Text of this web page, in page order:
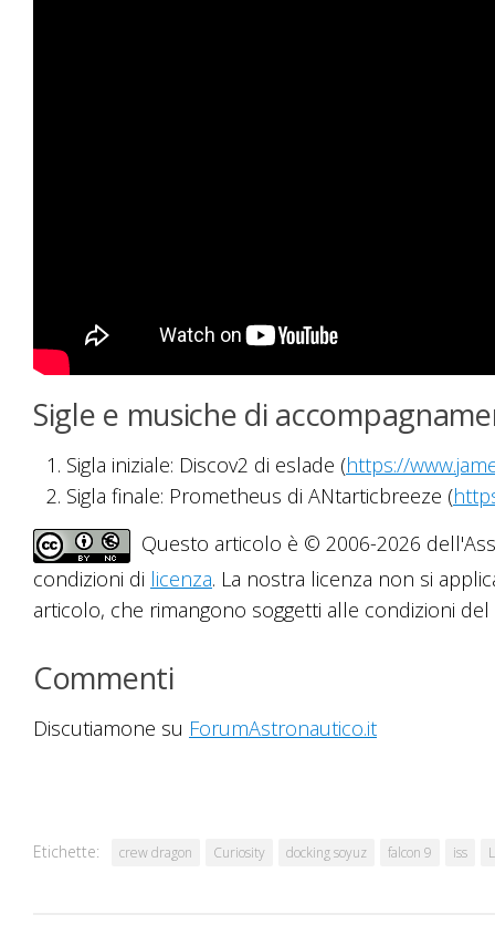
Sigle e musiche di
Sigla iniziale: Discov2 di eslade (https://
Sigla finale: Prometheus di ANtarticbreeze (
Questo articolo è © 2006-2026
condizioni di licenza. La nostra licenza non si
articolo, che rimangono soggetti alle condizioni
Commenti
Discutiamone su ForumAstronautico.it
Etichette: crew dragon Curiosity docking soyuz falcon 9 iss